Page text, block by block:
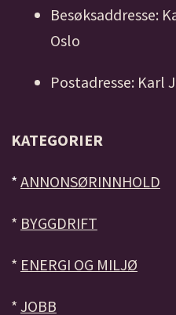
Besøksaddresse:
Oslo
Postadresse: Karl
KATEGORIER
* ANNONSØRINNHOLD
* BYGGDRIFT
* ENERGI OG MILJØ
* JOBB